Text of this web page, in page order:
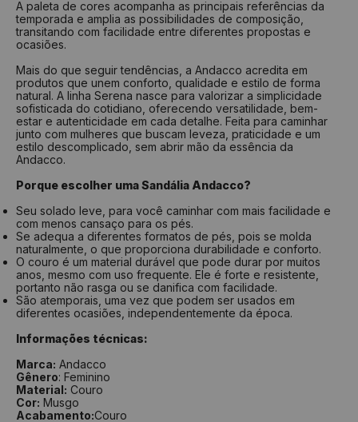
A paleta de cores acompanha as principais referências da
temporada e amplia as possibilidades de composição,
transitando com facilidade entre diferentes propostas e
ocasiões.
Mais do que seguir tendências, a Andacco acredita em
produtos que unem conforto, qualidade e estilo de forma
natural. A linha Serena nasce para valorizar a simplicidade
sofisticada do cotidiano, oferecendo versatilidade, bem-
estar e autenticidade em cada detalhe. Feita para caminhar
junto com mulheres que buscam leveza, praticidade e um
estilo descomplicado, sem abrir mão da essência da
Andacco.
Porque escolher uma Sandália Andacco?
Seu solado leve, para você caminhar com mais facilidade e
com menos cansaço para os pés.
Se adequa a diferentes formatos de pés, pois se molda
naturalmente, o que proporciona durabilidade e conforto.
O couro é um material durável que pode durar por muitos
anos, mesmo com uso frequente. Ele é forte e resistente,
portanto não rasga ou se danifica com facilidade.
São atemporais, uma vez que podem ser usados em
diferentes ocasiões, independentemente da época.
Informações técnicas:
Marca: Andacco
Gênero: Feminino
Material: Couro
Cor: Musgo
Acabamento:Couro